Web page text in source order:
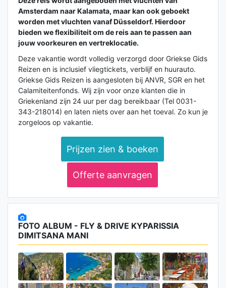
Amsterdam naar Kalamata, maar kan ook geboekt
worden met vluchten vanafDüsseldorf. Hierdoor
bieden we flexibiliteit om de reis aan te passen aan
jouw voorkeuren en vertreklocatie.
Deze vakantie wordt volledig verzorgd door Griekse Gids
Reizen en is inclusief vliegtickets, verblijf en huurauto.
Griekse Gids Reizen is aangesloten bij ANVR, SGR en het
Calamiteitenfonds. Wij zijn voor onze klanten die in
Griekenland zijn 24 uur per dag bereikbaar (Tel 0031-
343-218014) en laten niets over aan het toeval. Zo kun je
zorgeloos op vakantie.
Prijzen zien & boeken
Offerte aanvragen
FOTO ALBUM - FLY & DRIVE KYPARISSIA
DIMITSANA MANI